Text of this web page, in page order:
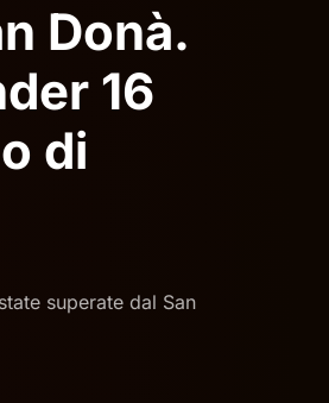
Donà.
16
di
superate dal San